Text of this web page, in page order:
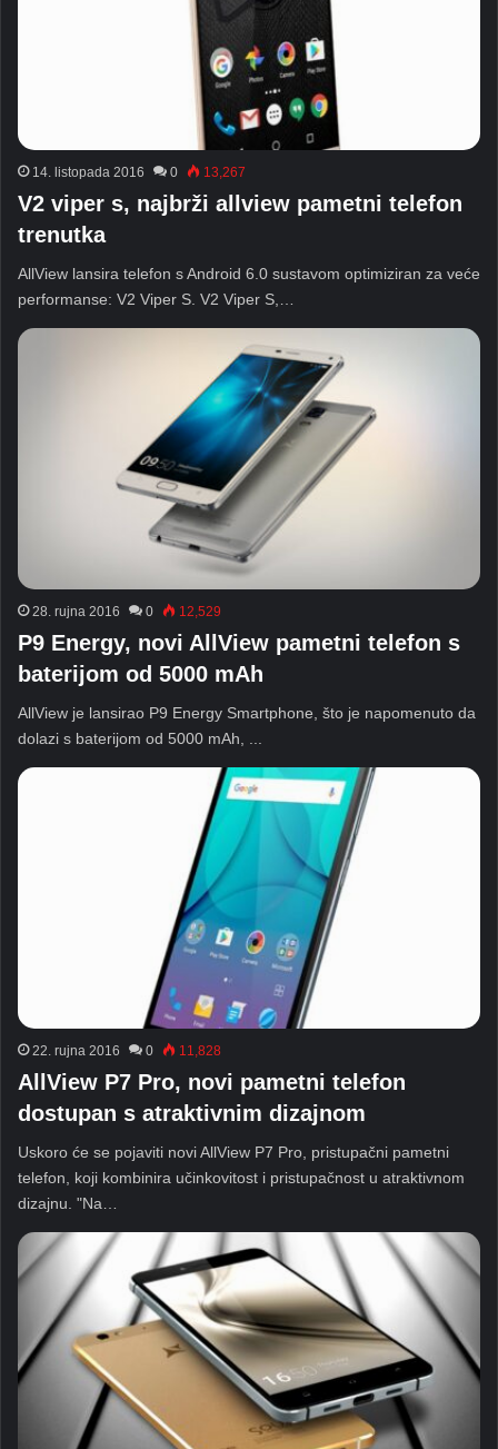
14. listopada 2016 0 13,267
V2 viper s, najbrži allview pametni telefon
trenutka
AllView lansira telefon s Android 6.0 sustavom optimiziran za veće
performanse: V2 Viper S. V2 Viper S,…
28. rujna 2016 0 12,529
P9 Energy, novi AllView pametni telefon s
baterijom od 5000 mAh
AllView je lansirao P9 Energy Smartphone, što je napomenuto da
dolazi s baterijom od 5000 mAh, ...
22. rujna 2016 0 11,828
AllView P7 Pro, novi pametni telefon
dostupan s atraktivnim dizajnom
Uskoro će se pojaviti novi AllView P7 Pro, pristupačni pametni
telefon, koji kombinira učinkovitost i pristupačnost u atraktivnom
dizajnu. "Na…